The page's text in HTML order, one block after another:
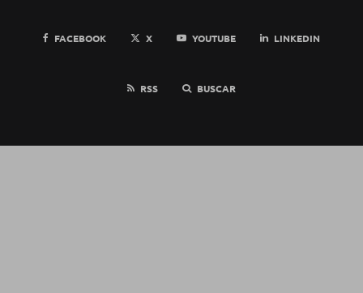
FACEBOOK X YOUTUBE LINKEDIN
RSS BUSCAR